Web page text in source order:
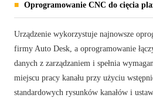
Oprogramowanie CNC do cięcia
Urządzenie wykorzystuje najnowsze
firmy Auto Desk, a oprogramowanie
danych z zarządzaniem i spełnia
miejscu pracy kanału przy użyciu
standardowych rysunków kanałów i